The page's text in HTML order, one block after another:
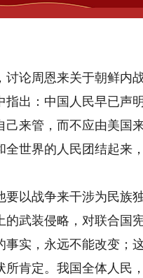
论周恩来关于朝鲜内
出：中国人民早已声
来管，而不应由美国
世界的人民团结起来
以战争来干涉为民族
武装侵略，对联合国
实，永远不能改变；
肯定。我国全体人民